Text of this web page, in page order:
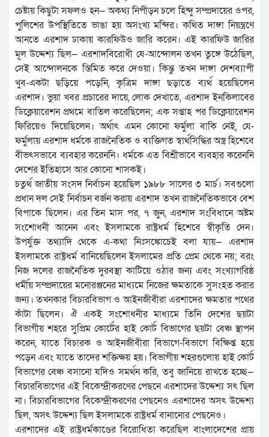
চেষ্টায় কিছুটা সফলও হন— অকথ্য নিপীড়ন চলে হিন্দু সম্প্রদায়ের ওপর,
পুলিশের উপস্থিতিতে ভাঙা হয় অসংখ্য মন্দির। কথিত দাঙ্গা নিয়ন্ত্রণে
আনতে এরশাদ ঢাকায় কারফিউও জারি করেন। এই কারফিউ জারির
মূল উদ্দেশ্য ছিল— এরশাদবিরোধী যে-আন্দোলন তখন তুঙ্গে উঠেছিল,
সেই আন্দোলনকে স্তিমিত করে দেওয়া। কিন্তু তখন দাঙ্গা দেশব্যাপী
খুব-একটা ছড়িয়ে পড়েনি, কৃত্রিম দাঙ্গা ছড়াতে ব্যর্থ হয়েছিলেন
এরশাদ। ভুয়া খবর প্রচারের দায়ে, লোক দেখাতে, এরশাদ ইনকিলাবের
ডিক্লেয়ারেশন প্রথমে বাতিল করেছিলেন; এক সপ্তাহ পর ডিক্লেয়ারেশন
ফিরিয়েও দিয়েছিলেন। অর্থাৎ এমন কোনো ফর্মুলা বাকি নেই, যে-
ফর্মুলায় এরশাদ ধর্মকে রাজনৈতিক ও ব্যক্তিগত স্বার্থসিদ্ধির অস্ত্র হিশেবে
বীভৎসভাবে ব্যবহার করেননি। ধর্মকে এত বিশ্রীভাবে ব্যবহার করেননি
দেশের ইতিহাসে আর কোনো শাসকই।
চতুর্থ জাতীয় সংসদ নির্বাচন হয়েছিল ১৯৮৮ সালের ৩ মার্চ। সবগুলো
প্রধান দল সেই নির্বাচন বর্জন করায় এরশাদ তখন রাজনৈতিকভাবে বেশ
বিপাকে ছিলেন। এর তিন মাস পর, ৭ জুন, এরশাদ সংবিধানে অষ্টম
সংশোধনী আনেন এবং ইসলামকে রাষ্ট্রধর্ম হিশেবে স্বীকৃতি দেন।
উপর্যুক্ত তথ্যাদি থেকে এ-কথা নিঃসঙ্কোচেই বলা যায়— এরশাদ
ইসলামকে রাষ্ট্রধর্ম বানিয়েছিলেন ইসলামের প্রতি প্রেম থেকে নয়; বরং
নিজ দলের রাজনৈতিক দুরবস্থা কাটিয়ে ওঠার জন্য এবং সংখ্যাগরিষ্ঠ
ধর্মীয় সম্প্রদায়ের মনোরঞ্জনের মাধ্যমে নিজের ক্ষমতাকে সুসংহত করার
জন্য। তখনকার বিচারবিভাগ ও আইনজীবীরা এরশাদের ক্ষমতার পথের
কাঁটা ছিলেন। ঐ একই সংশোধনীর মাধ্যমে তিনি দেশের ছয়টা
বিভাগীয় শহরে সুপ্রিম কোর্টের হাই কোর্ট বিভাগের ছয়টা বেঞ্চ স্থাপন
করেন, যাতে বিচারক ও আইনজীবীরা বিভাগে-বিভাগে বিক্ষিপ্ত হয়ে
পড়েন এবং যাতে তাদের শক্তিক্ষয় হয়। বিভাগীয় শহরগুলোয় হাই কোর্ট
বিভাগের বেঞ্চ বসানো যদিও সমর্থন করি, তবু জানিয়ে রাখতে হচ্ছে—
বিচারবিভাগের এই বিকেন্দ্রীকরণের পেছনে এরশাদের উদ্দেশ্য সৎ ছিল
না। বিচারবিভাগের বিকেন্দ্রীকরণের পেছনেও এরশাদের অসৎ উদ্দেশ্য
ছিল, অসৎ উদ্দেশ্য ছিল ইসলামকে রাষ্ট্রধর্ম বানানোর পেছনেও।
এরশাদের এই রাষ্ট্রধর্মকাণ্ডের বিরোধিতা করেছিল বাংলাদেশের প্রায়